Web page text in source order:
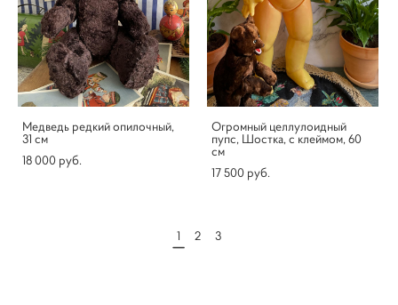
Медведь редкий опилочный,
31 см
18 000 pуб.
Огромный целлулоидный
пупс, Шостка, с клеймом, 60
см
17 500 pуб.
1 2 3